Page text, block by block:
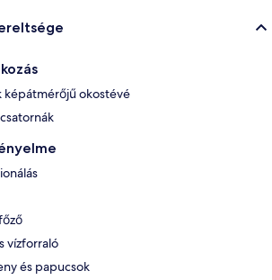
képátmérőjű okostévé
vízforraló
és papucsok